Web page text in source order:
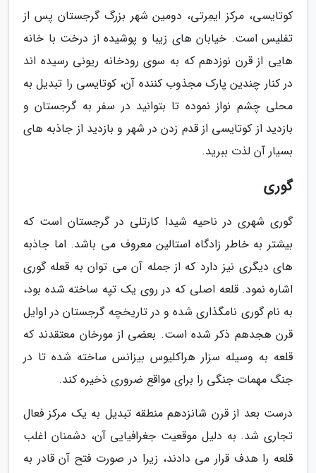
کوتایسی، مرکز ایمِرتی، دومین شهر بزرگ گرجستان پس از
تفلیس است. خیابان های زیبا و پوشیده از درخت با خانه
هایی از قرن نوزدهم که به سوی رودخانه ریونی رسیده اند
در کنار چندین پارک مجذوب کننده آن، کوتایسی را تبدیل به
محلی چشم نواز نموده تا بتوانید در سفر به گرجستان و
بازدید از کوتایسی از قدم زدن در شهر و بازدید از جاذبه های
بسیار آن لذت ببرید.
گوری
گوری شهری در ناحیه شیدا کارتلی در گرجستان است که
بیشتر به خاطر زادگاه استالین معروف می باشد. اما جاذبه
های دیگری نیز دارد که از جمله آن می توان به قعله گوری
اشاره نمود. قلعه اصلی که در روی یک تپه ساخته شده بود،
به نام گوری نامگذاری شده و در تاریخچه گرجستان در اوایل
قرن هجدهم ذکر شده است. بعضی از مورخان معتقدند که
قلعه به وسیله سزار هراکلیوس بیزانس ساخته شده تا در
جنگ مهمات جنگی را برای مواقع ضروری ذخیره کند.
درست بعد از قرن شانزدهم منطقه تبدیل به یک مرکز فعال
تجاری شد. به دلیل موقعیت جغرافیایی آن، دشمنان اغلب
قلعه را هدف قرار می دادند، زیرا در صورت فتح آن قادر به